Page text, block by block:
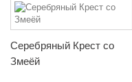
Серебряный Крест со
Змеёй